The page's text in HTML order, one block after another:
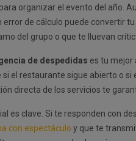
organizar el evento del año.
de cálculo puede convertir
del grupo o que te lluevan
de despedidas es tu mejor
si el restaurante sigue abierto o si
directa de los servicios te
es clave. Si te responden con
con espectáculo y que te